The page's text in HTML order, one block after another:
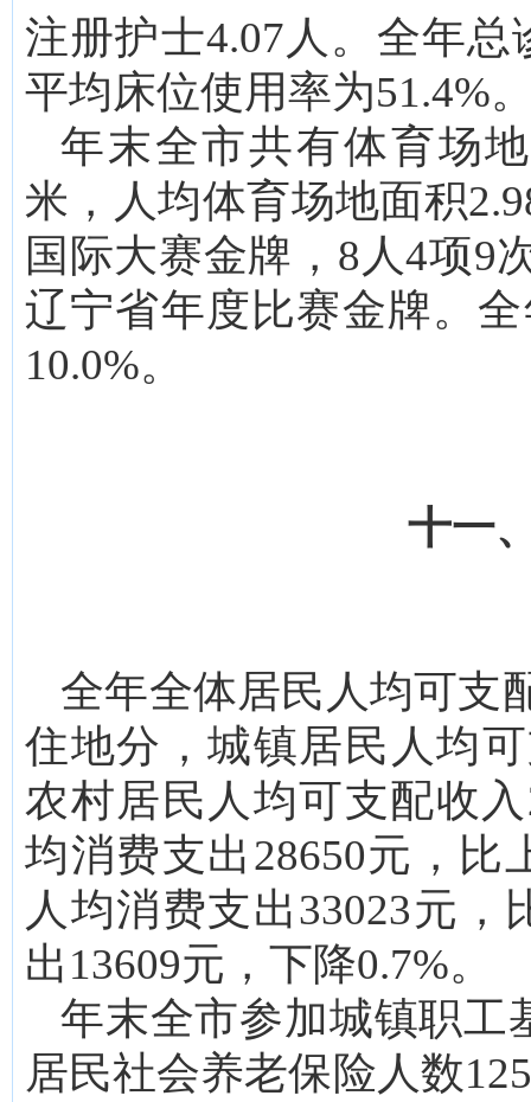
注册护士4.07人。全年总
平均床位使用率为51.4%
年末全市共有体育场
米，人均体育场地面积
国际大赛金牌，8人4项9
辽宁省年度比赛金牌。
10.0%。
十一
全年全体居民人均可支
住地分，城镇居民人均
农村居民人均可支配收
均消费支出28650元，比
人均消费支出33023元
出13609元，下降0.7%。
年末全市参加城镇职工
居民社会养老保险人数